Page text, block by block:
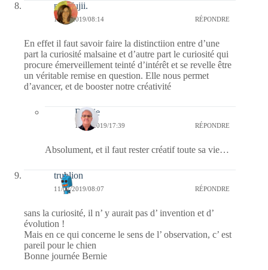
missfujii.
11/02/2019/08:14 RÉPONDRE
En effet il faut savoir faire la distinctiion entre d’une
part la curiosité malsaine et d’autre part le curiosité qui
procure émerveillement teinté d’intérêt et se revelle être
un véritable remise en question. Elle nous permet
d’avancer, et de booster notre créativité
Bernie
11/02/2019/17:39 RÉPONDRE
Absolument, et il faut rester créatif toute sa vie…
trublion
11/02/2019/08:07 RÉPONDRE
sans la curiosité, il n’ y aurait pas d’ invention et d’
évolution !
Mais en ce qui concerne le sens de l’ observation, c’ est
pareil pour le chien
Bonne journée Bernie